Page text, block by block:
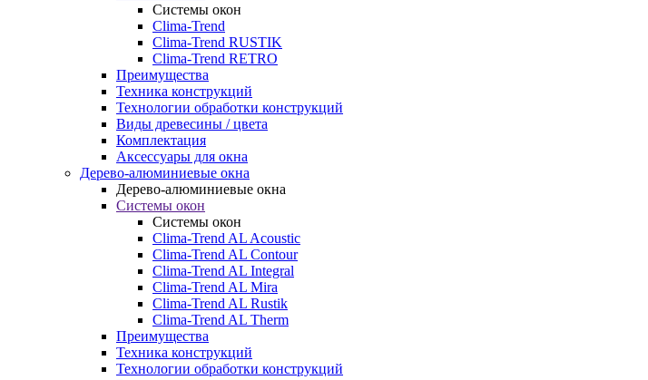
Системы окон
Clima-Trend
Clima-Trend RUSTIK
Clima-Trend RETRO
Преимущества
Техника конструкций
Технологии обработки конструкций
Виды древесины / цвета
Комплектация
Аксессуары для окна
Дерево-алюминиевые окна
Дерево-алюминиевые окна
Системы окон
Системы окон
Clima-Trend AL Acoustic
Clima-Trend AL Contour
Clima-Trend AL Integral
Clima-Trend AL Mira
Clima-Trend AL Rustik
Clima-Trend AL Therm
Преимущества
Техника конструкций
Технологии обработки конструкций